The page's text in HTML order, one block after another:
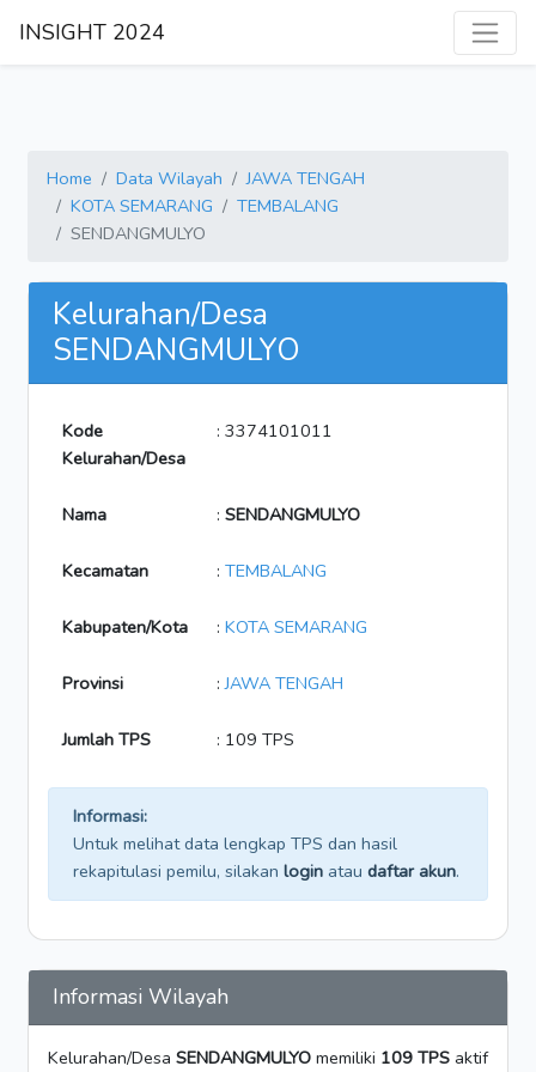
INSIGHT 2024
Home Data Wilayah
JAWA TENGAH
KOTA SEMARANG
TEMBALANG
SENDANGMULYO
Kelurahan/Desa
SENDANGMULYO
Kode
Kelurahan/Desa
: 3374101011
Nama : SENDANGMULYO
Kecamatan : TEMBALANG
Kabupaten/Kota : KOTA SEMARANG
Provinsi :JAWA TENGAH
Jumlah TPS : 109 TPS
Informasi:
Untuk melihat data lengkap TPS dan hasil
rekapitulasi pemilu, silakan login atau daftar akun.
Informasi Wilayah
Kelurahan/Desa SENDANGMULYO memiliki 109 TPS aktif